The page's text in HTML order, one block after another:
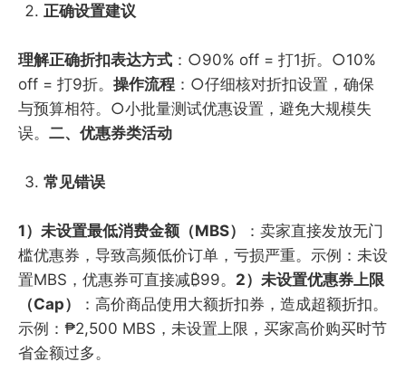
正确设置建议
理解正确折扣表达方式 ：○90% off = 打1折。○10%
off = 打9折。 操作流程 ：○仔细核对折扣设置，确保
与预算相符。○小批量测试优惠设置，避免大规模失
误。 二、优惠券类活动
常见错误
1）未设置最低消费金额（MBS）
：卖家直接发放无门
槛优惠券，导致高频低价订单，亏损严重。示例：未设
置MBS，优惠券可直接减₿99。 2）未设置优惠券上限
（Cap）
：高价商品使用大额折扣券，造成超额折扣。
示例：₱2,500 MBS，未设置上限，买家高价购买时节
省金额过多。